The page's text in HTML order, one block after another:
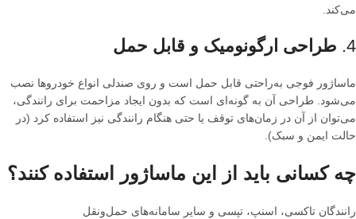
می‌کند.
4. طراحی ارگونومیک و قابل حمل
ماساژور فوجی به‌راحتی قابل حمل است و روی صندلی انواع خودروها نصب
می‌شود. طراحی آن به گونه‌ای است که بدون ایجاد مزاحمت برای رانندگی،
می‌توان از آن در زمان‌های توقف یا حتی هنگام رانندگی نیز استفاده کرد (در
حالت ایمن و سبک).
چه کسانی باید از این ماساژور استفاده کنند؟
رانندگان تاکسی، اسنپ، تپسی و سایر سامانه‌های حمل‌ونقل